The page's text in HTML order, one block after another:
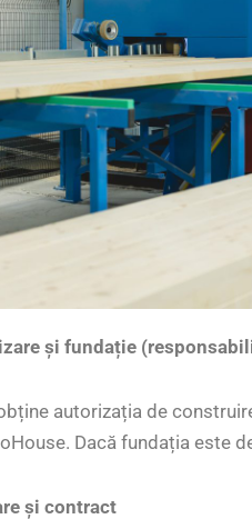
și fundație
autorizația de
Dacă fundația este
și contract